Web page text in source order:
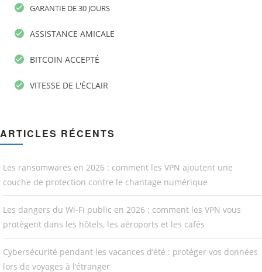
GARANTIE DE 30 JOURS
ASSISTANCE AMICALE
BITCOIN ACCEPTÉ
VITESSE DE L'ÉCLAIR
ARTICLES RÉCENTS
Les ransomwares en 2026 : comment les VPN ajoutent une
couche de protection contre le chantage numérique
Les dangers du Wi-Fi public en 2026 : comment les VPN vous
protègent dans les hôtels, les aéroports et les cafés
Cybersécurité pendant les vacances d’été : protéger vos données
lors de voyages à l’étranger